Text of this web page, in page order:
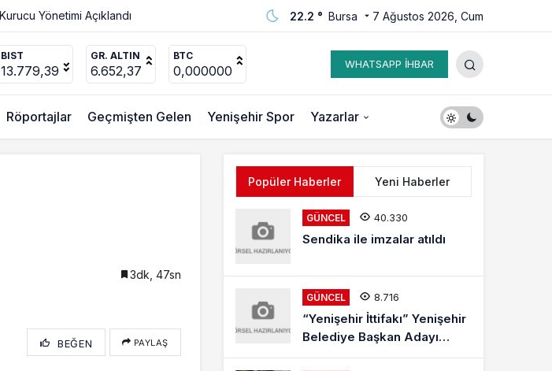
22.2 ° Bursa 7 Ağustos 2026, Cum
BIST
13.779,39
GR. ALTIN
6.652,37
BTC
0,000000 WHATSAPP İHBAR
Röportajlar Geçmişten Gelen Yenişehir Spor Yazarlar
3dk, 47sn
BEĞEN PAYLAŞ
Popüler Haberler Yeni Haberler
GÜNCEL 40.330
Sendika ile imzalar atıldı
GÜNCEL 8.716
“Yenişehir İttifakı” Yenişehir
Belediye Başkan Adayı
Mehmet Kaya Röportajı